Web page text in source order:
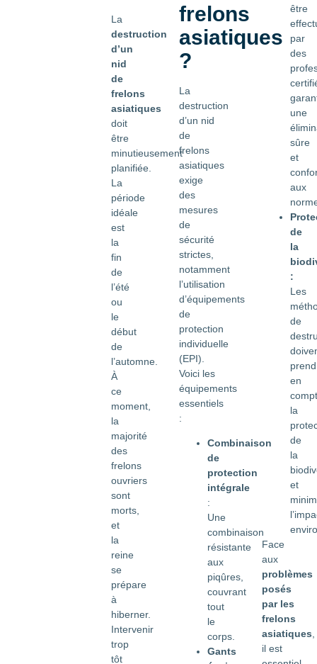
La
destruction
d’un
nid
de
frelons
asiatiques
doit
être
minutieusement
planifiée.
La
période
idéale
est
la
fin
de
l’été
ou
le
début
de
l’automne.
À
ce
moment,
la
majorité
des
frelons
ouvriers
sont
morts,
et
la
reine
se
prépare
à
hiberner.
Intervenir
trop
tôt
frelons
asiatiques
?
La
destruction
d’un nid
de
frelons
asiatiques
exige
des
mesures
de
sécurité
strictes,
notamment
l’utilisation
d’équipements
de
protection
individuelle
(EPI).
Voici les
équipements
essentiels
:
Combinaison
de
protection
intégrale
:
Une
combinaison
résistante
aux
piqûres,
couvrant
tout
le
corps.
Gants
être
par
des
une
sûre
et
aux
de
la
:
Les
de
en
la
de
la
et
Face
aux
problèmes
posés
par les
frelons
asiatiques
il est